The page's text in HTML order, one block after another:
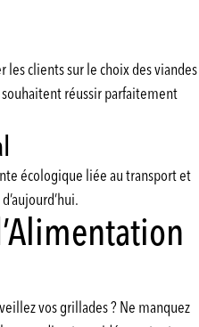
clients sur le choix des viandes
réussir parfaitement
écologique liée au transport et
vos grillades ? Ne manquez